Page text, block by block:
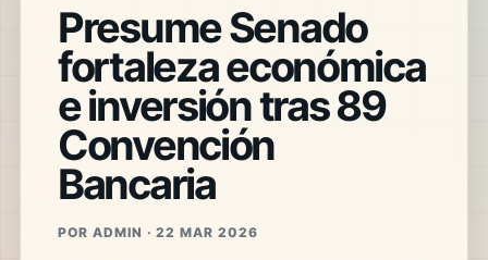
Presume Senado
fortaleza económica
e inversión tras 89
Convención
Bancaria
POR ADMIN · 22 MAR 2026